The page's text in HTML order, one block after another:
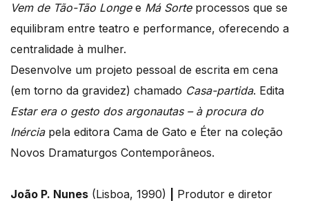
Vem de Tão-Tão Longee Má Sorteprocessos que se
equilibram entre teatro e performance, oferecendo a
centralidade à mulher.
Desenvolve um projeto pessoal de escrita em cena
(em torno da gravidez) chamado Casa-partida. Edita
Estar era o gesto dos argonautas – à procura do
Inérciapela editora Cama de Gato e Éter na coleção
Novos Dramaturgos Contemporâneos.
João P. Nunes (Lisboa, 1990)
Produtor e diretor